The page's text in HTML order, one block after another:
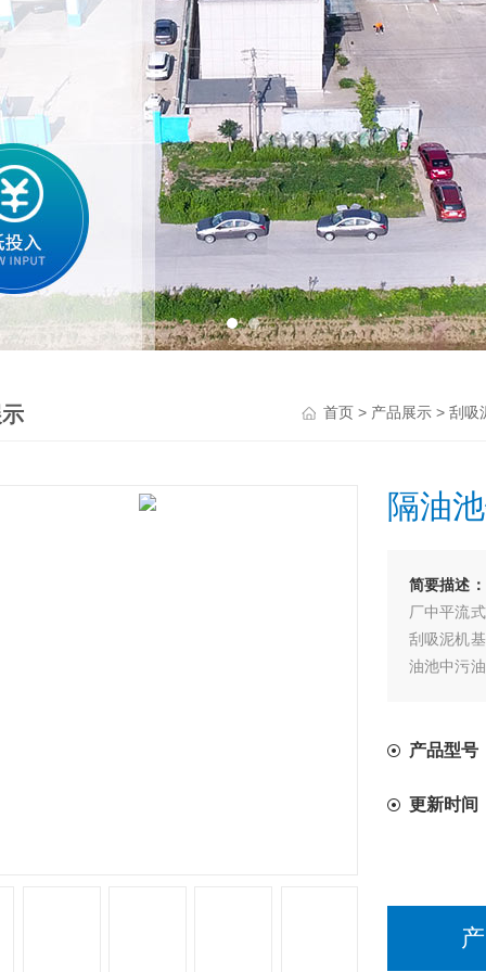
首页 > 产品展示 > 刮吸
隔油
简要描述：
厂中平流
刮吸泥机
油池中污
产品型号
更新时间